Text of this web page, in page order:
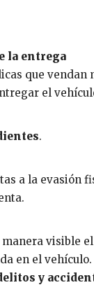
la entrega
que
el
.
a la evasión
visible
en el
y